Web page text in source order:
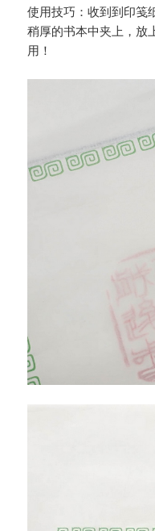
使用技巧：收到到印笺
稍厚的书本中夹上，放
用！